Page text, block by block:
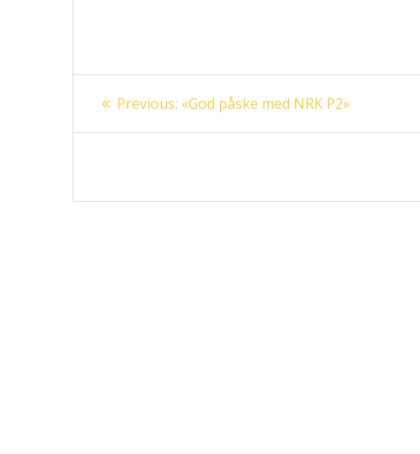
Innleggsnavigasjon
Previous: Previous
«God påske med NRK P2»